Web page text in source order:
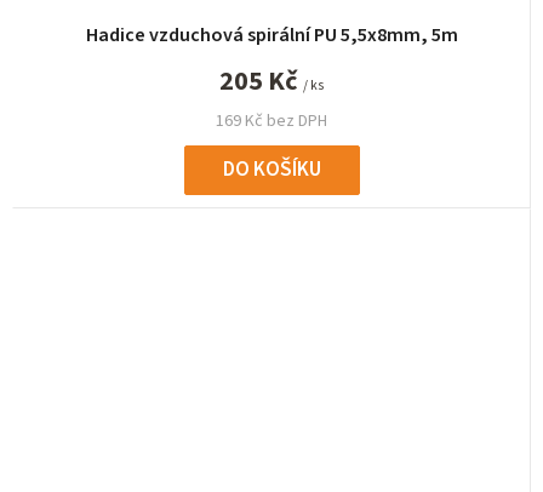
Hadice vzduchová spirální PU 5,5x8mm, 5m
169 Kč bez DPH
205 Kč / ks
DO KOŠÍKU